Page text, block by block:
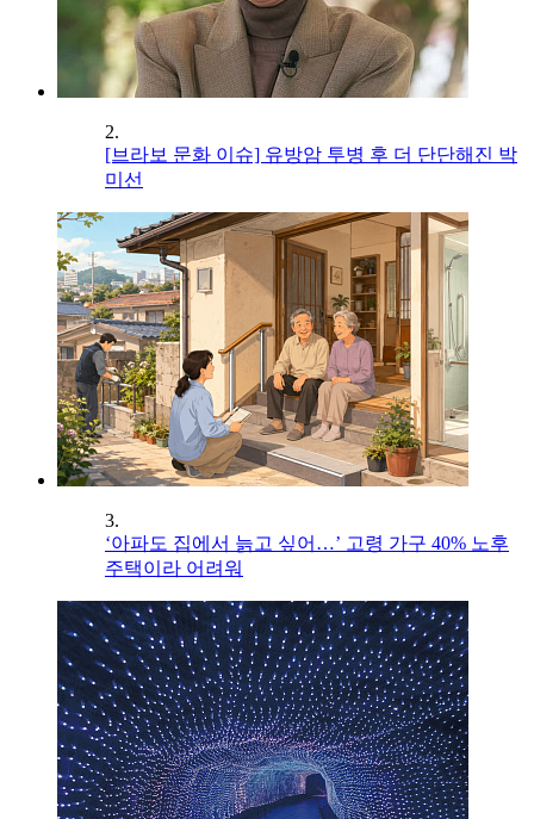
2.
[브라보 문화 이슈] 유방암 투병 후 더 단단해진 박
미선
3.
‘아파도 집에서 늙고 싶어…’ 고령 가구 40% 노후
주택이라 어려워